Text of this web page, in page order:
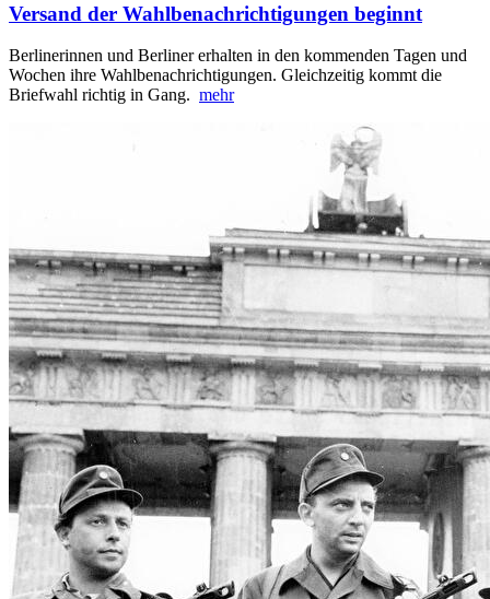
Versand der Wahlbenachrichtigungen beginnt
Berlinerinnen und Berliner erhalten in den kommenden Tagen und
Wochen ihre Wahlbenachrichtigungen. Gleichzeitig kommt die
Briefwahl richtig in Gang. mehr